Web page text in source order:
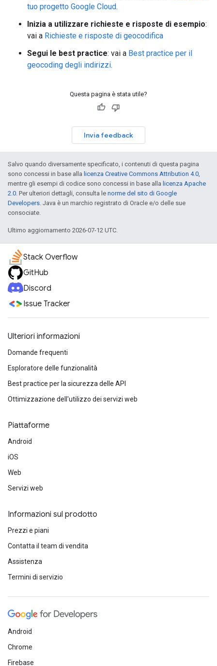
tuo progetto Google Cloud.
Inizia a utilizzare richieste e risposte di esempio:
vai a Richieste e risposte di geocodifica
Segui le best practice: vai a Best practice per il
geocoding degli indirizzi.
Questa pagina è stata utile?
Invia feedback
Salvo quando diversamente specificato, i contenuti di questa pagina
sono concessi in base alla licenza Creative Commons Attribution 4.0,
mentre gli esempi di codice sono concessi in base alla licenza Apache
2.0. Per ulteriori dettagli, consulta le norme del sito di Google
Developers. Java è un marchio registrato di Oracle e/o delle sue
consociate.
Ultimo aggiornamento 2026-07-12 UTC.
Stack Overflow
GitHub
Discord
Issue Tracker
Ulteriori informazioni
Domande frequenti
Esploratore delle funzionalità
Best practice per la sicurezza delle API
Ottimizzazione dell'utilizzo dei servizi web
Piattaforme
Android
iOS
Web
Servizi web
Informazioni sul prodotto
Prezzi e piani
Contatta il team di vendita
Assistenza
Termini di servizio
Android
Chrome
Firebase